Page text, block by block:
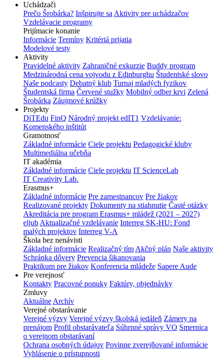
Uchádzači
Prečo Šrobárka? Inšpirujte sa Aktivity pre uchádzačov
Vzdelávacie programy
Prijímacie konanie
Informácie Termíny Kritériá prijatia
Modelové testy
Aktivity
Pravidelné aktivity Zahraničné exkurzie Buddy program
Medzinárodná cena vojvodu z Edinburghu Študentské slovo
Naše podcasty Debatný klub Turnaj mladých fyzikov
Študentská firma Červené stužky Mobilný odber krvi Zelená
Šrobárka Záujmové krúžky
Projekty
DiTEdu FinQ Národný projekt edIT1 Vzdelávanie:
Komenského inštitút
Gramotnosť
Základné informácie Ciele projektu Pedagogické kluby
Multimediálna učebňa
IT akadémia
Základné informácie Ciele projektu IT ScienceLab
IT Creativity Lab.
Erasmus+
Základné informácie Pre zamestnancov Pre žiakov
Realizované projekty Dokumenty na stiahnutie Časté otázky
Akreditácia pre program Erasmus+ mládež (2021 – 2027)
eljub Aktualizačné vzdelávanie Interreg SK-HU: Fond
malých projektov Interreg V-A
Škola bez nenávisti
Základné informácie Realizačný tím Akčný plán Naše aktivity
Schránka dôvery Prevencia šikanovania
Praktikum pre žiakov Konferencia mládeže Sapere Aude
Pre verejnosť
Kontakty Pracovné ponuky Faktúry, objednávky
Zmluvy
Aktuálne Archív
Verejné obstarávanie
Verejné výzvy Verejné výzvy školská jedáleň Zámery na
prenájom Profil obstarávateľa Súhrnné správy VO Smernica
o verejnom obstarávaní
Ochrana osobných údajov Povinne zverejňované informácie
Vyhlásenie o prístupnosti